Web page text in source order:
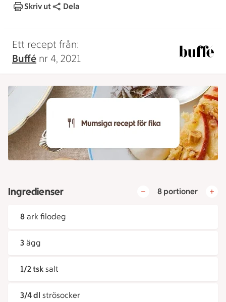
Skriv ut Dela
Ett recept från:
Buffé nr 4, 2021
Ingredienser 8 portioner
8 ark filodeg
3 ägg
1/2 tsk salt
3/4 dl strösocker